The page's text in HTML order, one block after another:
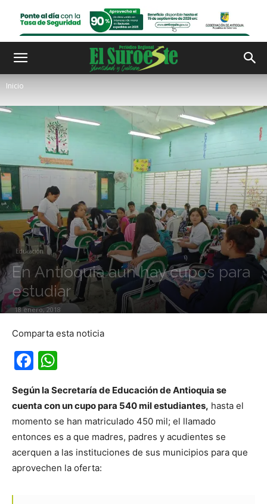
Inicio
Educación
En Antioquia aún hay cupos para
estudiar
18 enero, 2018
Comparta esta noticia
Facebook
Según la Secretaría de Educación de Antioquia se
cuenta con un cupo para 540 mil estudiantes, hasta el
momento se han matriculado 450 mil; el llamado
entonces es a que madres, padres y acudientes se
acerquen a las instituciones de sus municipios para que
aprovechen la oferta: